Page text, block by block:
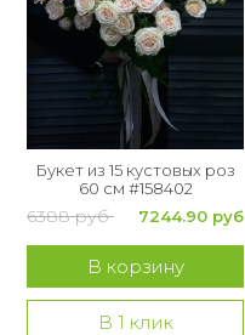
Букет из 15 кустовых роз
60 см #158402
6388 руб 7244.90 руб
В корзину
В 1 клик